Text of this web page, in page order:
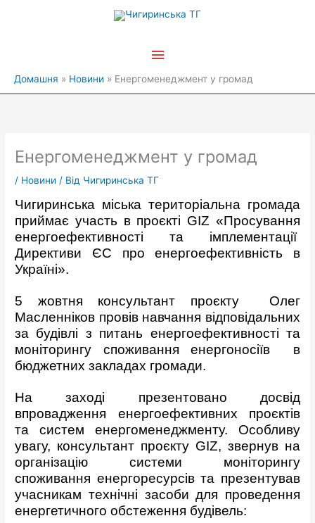
Головне
Домашня Новини Енергоменеджмент у громад
Енергоменеджмент у громад
/ Новини / Від Чигиринська ТГ
Чигиринська міська територіальна громада
приймає участь в проєкті GIZ «Просування
енергоефективності та імплементації
Директиви ЄС про енергоефективність в
Україні».
5 жовтня консультант проєкту Олег
Масленніков провів навчання відповідальних
за будівлі з питань енергоефективності та
моніторингу споживання енергоносіїв в
бюджетних закладах громади.
На заході презентовано досвід
впровадження енергоефективних проєктів
та систем енергоменеджменту. Особливу
увагу, консультант проєкту GIZ, звернув на
організацію системи моніторингу
споживання енергоресурсів та презентував
учасникам технічні засоби для проведення
енергетичного обстеження будівель: